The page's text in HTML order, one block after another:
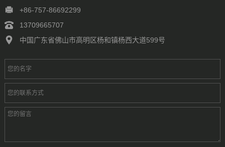
+86-757-86692299
13709665707
中国广东省佛山市高明区杨和镇杨西大道599号